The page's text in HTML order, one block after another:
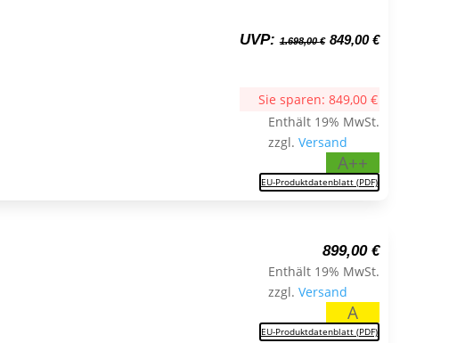
UVP: 1.698,00€ Ursprünglicher
1.698,00 €
849,00€Aktueller
Sie sparen: 849,00 €
Enthält 19% MwSt.
zzgl. Versand
A++
EU-Produktdatenblatt (PDF)
899,00 €
Enthält 19% MwSt.
zzgl. Versand
A
EU-Produktdatenblatt (PDF)